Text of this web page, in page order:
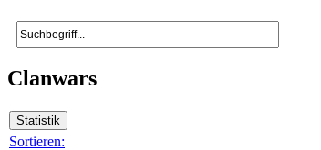
Clanwars
Sortieren: